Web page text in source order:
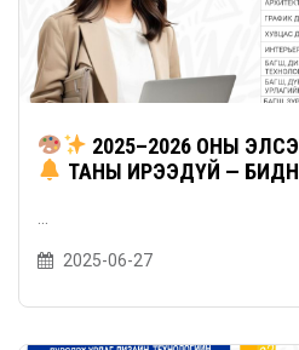
2025–2026 ОНЫ
ТАНЫ ИРЭЭДҮЙ —
2025-06-27